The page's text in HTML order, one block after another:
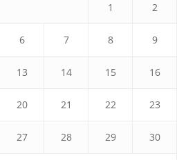
1 2
6 7 8 9
13 14 15 16
20 21 22 23
27 28 29 30